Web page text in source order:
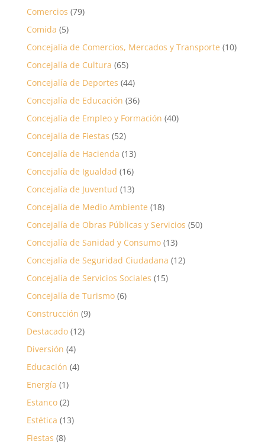
Comercios (79)
Comida (5)
Concejalía de Comercios, Mercados y Transporte (10)
Concejalía de Cultura (65)
Concejalía de Deportes (44)
Concejalía de Educación (36)
Concejalía de Empleo y Formación (40)
Concejalía de Fiestas (52)
Concejalía de Hacienda (13)
Concejalía de Igualdad (16)
Concejalía de Juventud (13)
Concejalía de Medio Ambiente (18)
Concejalía de Obras Públicas y Servicios (50)
Concejalía de Sanidad y Consumo(13)
Concejalía de Seguridad Ciudadana (12)
Concejalía de Servicios Sociales (15)
Concejalía de Turismo(6)
Construcción (9)
Destacado(12)
Diversión (4)
Educación (4)
Energía (1)
Estanco(2)
Estética (13)
Fiestas (8)